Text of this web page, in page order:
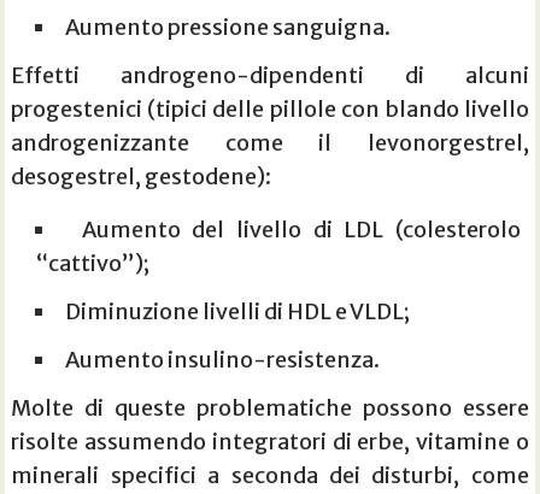
Aumento pressione sanguigna.
Effetti androgeno-dipendenti di alcuni
progestenici (tipici delle pillole con blando livello
androgenizzante come il levonorgestrel,
desogestrel, gestodene):
Aumento del livello di LDL (colesterolo
“cattivo”);
Diminuzione livelli di HDL e VLDL;
Aumento insulino-resistenza.
Molte di queste problematiche possono essere
risolte assumendo integratori di erbe, vitamine o
minerali specifici a seconda dei disturbi, come